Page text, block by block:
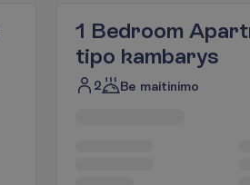
1 Bedroom
tipo kambarys
2 Be maitinimo